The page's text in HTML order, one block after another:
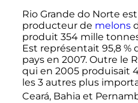
Rio Grande do Norte
producteur de melons
produit 354 mille
Est représentait 95,8 %
pays en 2007. Outre le
qui en 2005 produisait
les 3 autres plus
Ceará, Bahia et